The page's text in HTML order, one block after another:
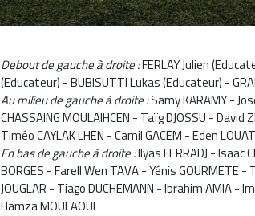
Debout de gauche à droite :FERLAY Julien
(Educateur) - BUBISUTTI Lukas (Educateur) -
Au milieu de gauche à droite :Samy KARAMY -
CHASSAING MOULAIHCEN - Taïg DJOSSU - David
Timéo CAYLAK LHEN - Camil GACEM - Eden LOUAT
En bas de gauche à droite :Ilyas FERRADJ - Isaac
BORGES - Farell Wen TAVA - Yénis GOURMETE
JOUGLAR - Tiago DUCHEMANN - Ibrahim AMIA -
Hamza MOULAOUI